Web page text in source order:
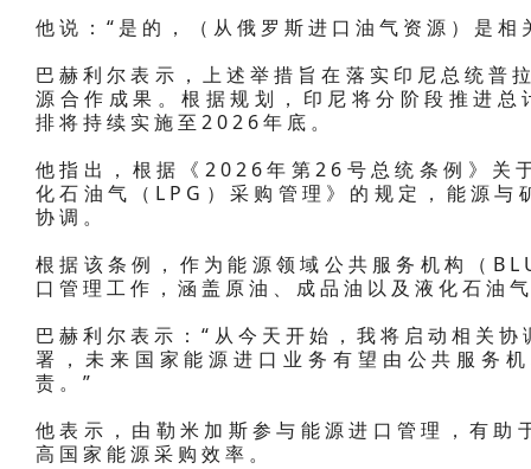
他说：“是的，（从俄罗斯进口油气资源）是相
巴赫利尔表示，上述举措旨在落实印尼总统普
源合作成果。根据规划，印尼将分阶段推进
排将持续实施至2026年底。
他指出，根据《2026年第26号总统条例》关
化石油气（LPG）采购管理》的规定，能源
协调。
根据该条例，作为能源领域公共服务机构（
口管理工作，涵盖原油、成品油以及液化石油
巴赫利尔表示：“从今天开始，我将启动相关
署，未来国家能源进口业务有望由公共服务
责。”
他表示，由勒米加斯参与能源进口管理，有
高国家能源采购效率。